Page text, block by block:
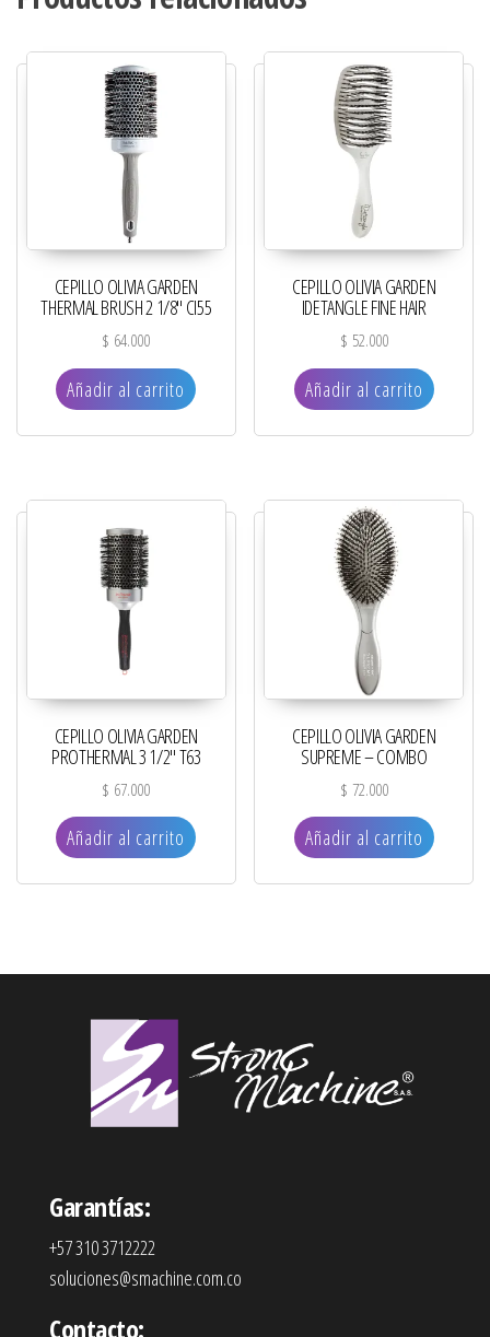
CEPILLO OLIVIA GARDEN
THERMAL BRUSH 2 1/8″ CI55
$ 64.000
Añadir al carrito
CEPILLO OLIVIA GARDEN
IDETANGLE FINE HAIR
$ 52.000
Añadir al carrito
CEPILLO OLIVIA GARDEN
PROTHERMAL 3 1/2″ T63
$ 67.000
Añadir al carrito
CEPILLO OLIVIA GARDEN
SUPREME – COMBO
$ 72.000
Añadir al carrito
Garantías:
+57 310 3712222
soluciones@smachine.com.co
Contacto: